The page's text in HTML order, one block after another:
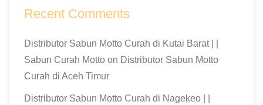
Recent Comments
Distributor Sabun Motto Curah di Kutai Barat | |
Sabun Curah Motto on Distributor Sabun Motto
Curah di Aceh Timur
Distributor Sabun Motto Curah di Nagekeo | |